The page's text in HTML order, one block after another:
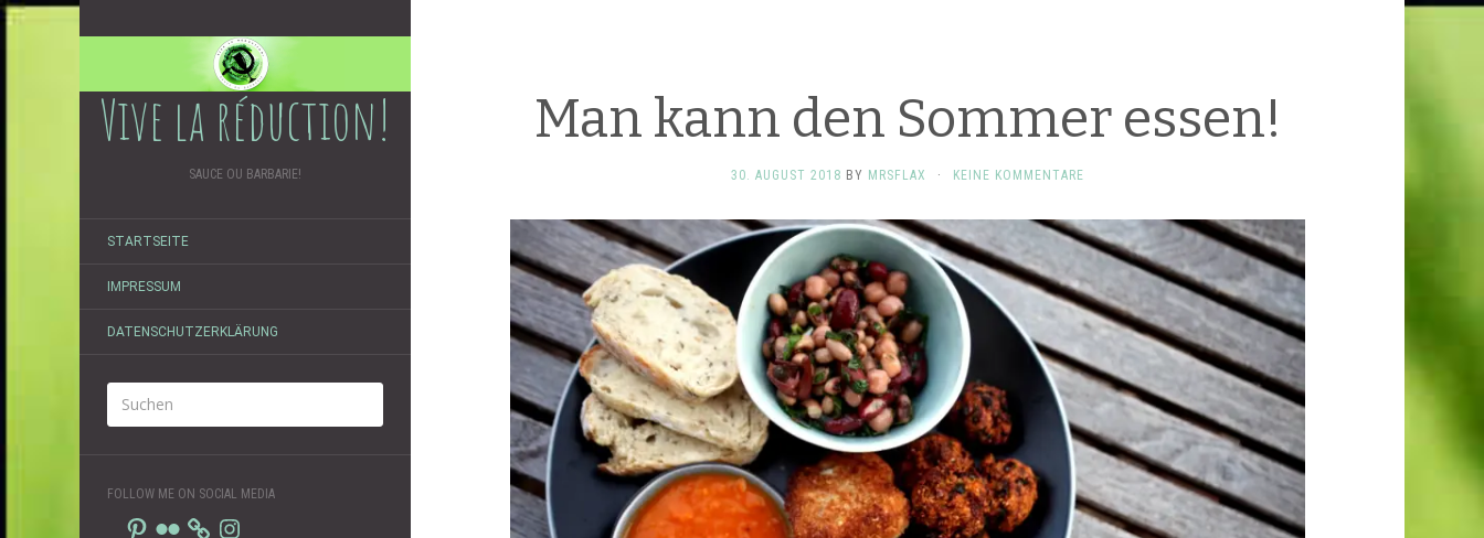
Vive la réduction!
SAUCE OU BARBARIE!
STARTSEITE
IMPRESSUM
DATENSCHUTZERKLÄRUNG
FOLLOW ME ON SOCIAL MEDIA
Pinterest
Flickr Instagram
Man kann den Sommer essen!
30. AUGUST 2018 BY MRSFLAX · KEINE KOMMENTARE